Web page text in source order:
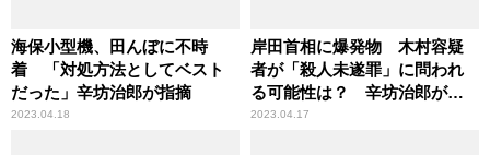
海保小型機、田んぼに不時
着 「対処方法としてベスト
だった」辛坊治郎が指摘
2023.04.18
岸田首相に爆発物 木村容疑
者が「殺人未遂罪」に問われ
る可能性は？ 辛坊治郎が解
説
2023.04.17